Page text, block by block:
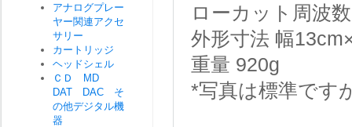
ローカット周波
外形寸法 幅
重量 920g
*写真は標準です
アナログプレー
ヤー関連アクセ
サリー
カートリッジ
ヘッドシェル
ＣＤ MD
DAT DAC そ
の他デジタル機
器